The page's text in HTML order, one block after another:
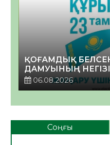
ҚОҒАМДЫҚ
ДАМУЫНЫҢ НЕГІЗІ
06.08.2026
Соңғы